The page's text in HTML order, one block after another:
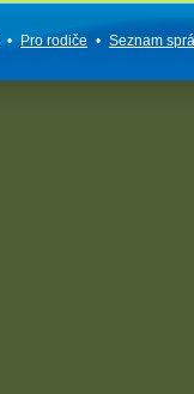
• Pro rodiče • Seznam